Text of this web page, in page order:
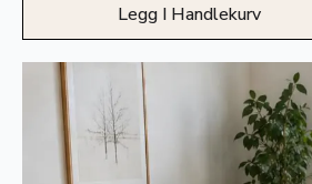
Legg I Handlekurv